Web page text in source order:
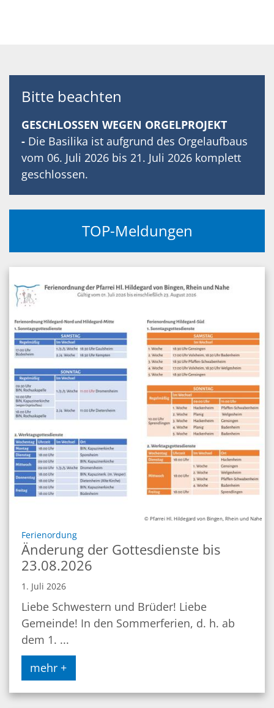
Bitte beachten
GESCHLOSSEN WEGEN ORGELPROJEKT
- Die Basilika ist aufgrund des Orgelaufbaus
vom 06. Juli 2026 bis 21. Juli 2026 komplett
geschlossen.
TOP-Meldungen
© Pfarrei Hl. Hildegard von Bingen, Rhein und Nahe
Ferienordung:
Änderung der Gottesdienste bis
23.08.2026
1. Juli 2026
Liebe Schwestern und Brüder! Liebe
Gemeinde! In den Sommerferien, d. h. ab
dem 1. ...
mehr +